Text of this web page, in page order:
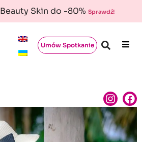
Skin do -80% Sprawdź!
Umów Spotkanie